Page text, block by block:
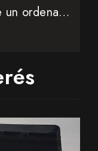
Desmontando el interior de un ordenador AMD de 25 años con...